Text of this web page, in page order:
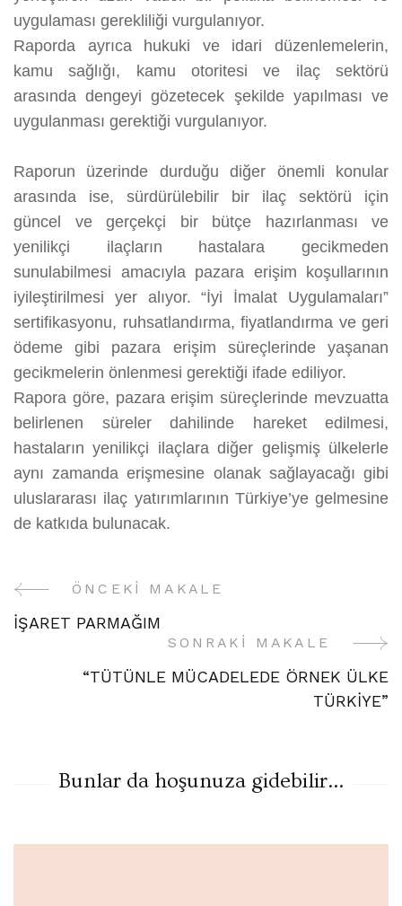
uygulaması gerekliliği vurgulanıyor.
Raporda ayrıca hukuki ve idari düzenlemelerin,
kamu sağlığı, kamu otoritesi ve ilaç sektörü
arasında dengeyi gözetecek şekilde yapılması ve
uygulanması gerektiği vurgulanıyor.
Raporun üzerinde durduğu diğer önemli konular
arasında ise, sürdürülebilir bir ilaç sektörü için
güncel ve gerçekçi bir bütçe hazırlanması ve
yenilikçi ilaçların hastalara gecikmeden
sunulabilmesi amacıyla pazara erişim koşullarının
iyileştirilmesi yer alıyor. “İyi İmalat Uygulamaları”
sertifikasyonu, ruhsatlandırma, fiyatlandırma ve geri
ödeme gibi pazara erişim süreçlerinde yaşanan
gecikmelerin önlenmesi gerektiği ifade ediliyor.
Rapora göre, pazara erişim süreçlerinde mevzuatta
belirlenen süreler dahilinde hareket edilmesi,
hastaların yenilikçi ilaçlara diğer gelişmiş ülkelerle
aynı zamanda erişmesine olanak sağlayacağı gibi
uluslararası ilaç yatırımlarının Türkiye’ye gelmesine
de katkıda bulunacak.
YazıÖNCEKI MAKALE
İŞARET PARMAĞIM
SONRAKI MAKALE
“TÜTÜNLE MÜCADELEDE ÖRNEK ÜLKE
TÜRKİYE”
Bunlar da hoşunuza gidebilir...